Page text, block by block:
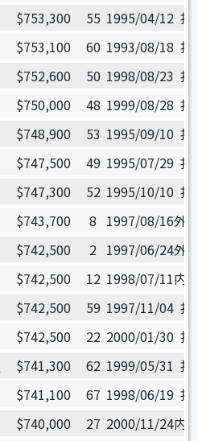
$753,300 55 1995/04/12 投
$753,100 60 1993/08/18 投
$752,600 50 1998/08/23 投
$750,000 48 1999/08/28 投
$748,900 53 1995/09/10 投
$747,500 49 1995/07/29 投
$747,300 52 1995/10/10 投
$743,700 8 1997/08/16外
$742,500 2 1997/06/24外
$742,500 12 1998/07/11内
$742,500 59 1997/11/04 投
$742,500 22 2000/01/30 投
$741,300 62 1999/05/31 投
$741,100 67 1998/06/19 投
$740,000 27 2000/11/24内